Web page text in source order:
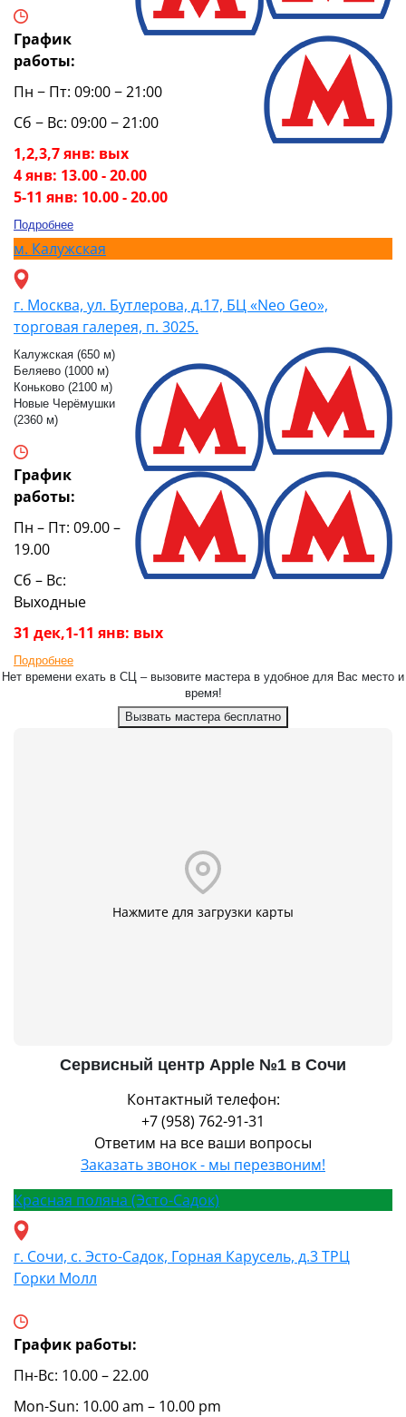
График
работы:
Пн − Пт: 09:00 − 21:00
Сб − Вс: 09:00 − 21:00
1,2,3,7 янв: вых
4 янв: 13.00 - 20.00
5-11 янв: 10.00 - 20.00
Подробнее
м. Калужская
г. Москва, ул. Бутлерова, д.17, БЦ «Neo Geo»,
торговая галерея, п. 3025.
Калужская (650 м)
Беляево (1000 м)
Коньково (2100 м)
Новые Черёмушки
(2360 м)
График
работы:
Пн – Пт: 09.00 –
19.00
Сб – Вс:
Выходные
31 дек,1-11 янв: вых
Подробнее
Нет времени ехать в СЦ – вызовите мастера в удобное для Вас место и
время!
Вызвать мастера бесплатно
Нажмите для загрузки карты
Сервисный центр Apple №1 в Сочи
Контактный телефон:
+7 (958) 762-91-31
Ответим на все ваши вопросы
Заказать звонок - мы перезвоним!
Красная поляна (Эсто-Садок)
г. Сочи, с. Эсто-Садок, Горная Карусель, д.3 ТРЦ
Горки Молл
График работы:
Пн-Вс: 10.00 – 22.00
Mon-Sun: 10.00 am – 10.00 pm